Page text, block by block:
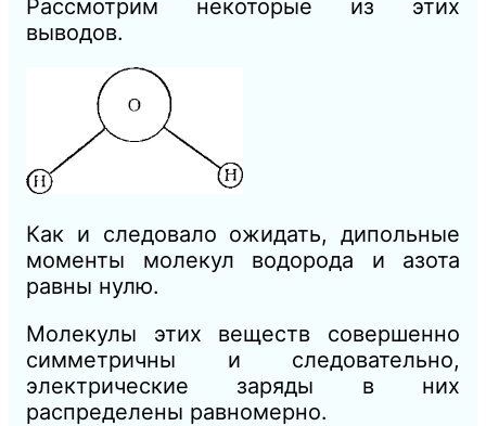
Рассмотрим некоторые из этих
выводов.
Как и следовало ожидать, дипольные
моменты молекул водорода и азота
равны нулю.
Молекулы этих веществ совершенно
симметричны и следовательно,
электрические заряды в них
распределены равномерно.